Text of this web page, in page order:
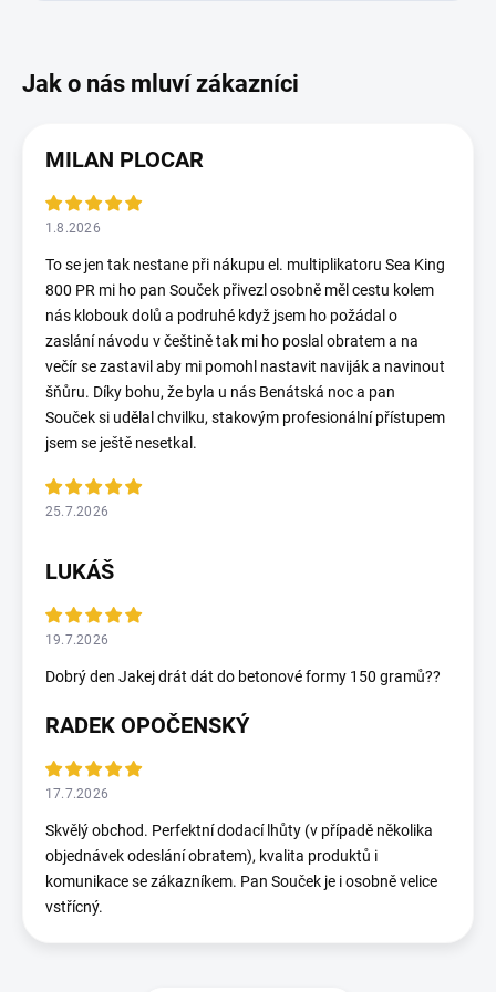
MILAN PLOCAR
1.8.2026
To se jen tak nestane při nákupu el. multiplikatoru Sea King
800 PR mi ho pan Souček přivezl osobně měl cestu kolem
nás klobouk dolů a podruhé když jsem ho požádal o
zaslání návodu v češtině tak mi ho poslal obratem a na
večír se zastavil aby mi pomohl nastavit naviják a navinout
šňůru. Díky bohu, že byla u nás Benátská noc a pan
Souček si udělal chvilku, stakovým profesionální přístupem
jsem se ještě nesetkal.
25.7.2026
LUKÁŠ
19.7.2026
Dobrý den Jakej drát dát do betonové formy 150 gramů??
RADEK OPOČENSKÝ
17.7.2026
Skvělý obchod. Perfektní dodací lhůty (v případě několika
objednávek odeslání obratem), kvalita produktů i
komunikace se zákazníkem. Pan Souček je i osobně velice
vstřícný.